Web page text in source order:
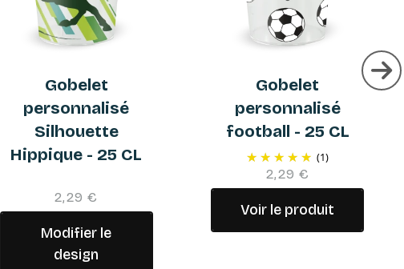
Gobelet
personnalisé
Silhouette
Hippique - 25 CL
2,29 €
Modifier le
design
Gobelet
personnalisé
football - 25 CL
(1)
2,29 €
Voir le produit